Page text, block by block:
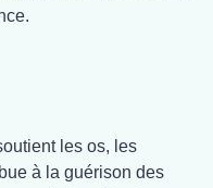
les os, les
à la guérison des